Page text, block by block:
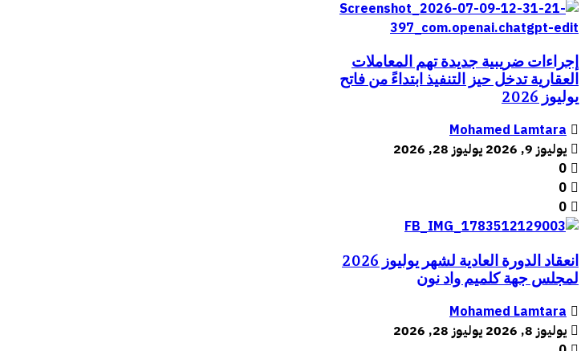
إجراءات ضريبية جديدة تهم المعاملات
العقارية تدخل حيز التنفيذ ابتداءً من فاتح
يوليوز 2026
Mohamed Lamtara
يوليوز 9, 2026
يوليوز 28, 2026
0
0
0
انعقاد الدورة العادية لشهر يوليوز 2026
لمجلس جهة كلميم واد نون
Mohamed Lamtara
يوليوز 8, 2026
يوليوز 28, 2026